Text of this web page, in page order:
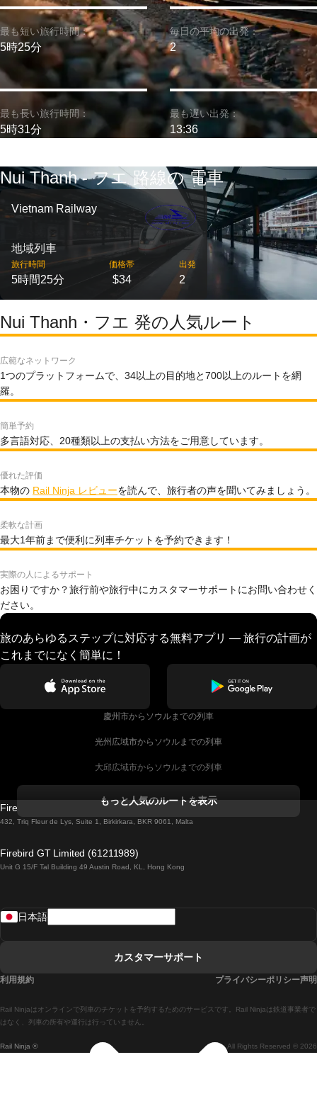
最も短い旅行時間：
5時25分
最も長い旅行時間：
5時31分
毎日の平均の出発：
2
最も遅い出発：
13:36
Nui Thanh - フエ 路線の 電車
Vietnam Railway
地域列車
旅行時間
5時間25分
価格帯
$34
出発
2
Nui Thanh・フエ 発の人気ルート
広範なネットワーク
1つのプラットフォームで、34以上の目的地と700以上のルートを網
羅。
簡単予約
多言語対応、20種類以上の支払い方法をご用意しています。
優れた評価
本物の Rail Ninja レビューを読んで、旅行者の声を聞いてみましょう。
柔軟な計画
最大1年前まで便利に列車チケットを予約できます！
実際の人によるサポート
お困りですか？旅行前や旅行中にカスタマーサポートにお問い合わせく
ださい。
旅のあらゆるステップに対応する無料アプリ — 旅行の計画が
これまでになく簡単に！
慶州市からソウルまでの列車
光州広域市からソウルまでの列車
大邱広域市からソウルまでの列車
ダブリンからゴールウェイまでの列車
ローマからナポリまでの列車
マドリードからセビリアまでの列車
マドリードからアリカンテまでの列車
もっと人気のルートを表示
Firebird GT Limited (OC 1451)
432, Triq Fleur de Lys, Suite 1, Birkirkara, BKR 9061, Malta
Firebird GT Limited (61211989)
Unit G 15/F Tal Building 49 Austin Road, KL, Hong Kong
Rail Ninja ® All Rights Reserved © 2026
Rail Ninjaはオンラインで列車のチケットを予約するためのサービスです。Rail Ninjaは鉄道事業者で
はなく、列車の所有や運行は行っていません。
日本語
カスタマーサポート
利用規約 プライバシーポリシー声明